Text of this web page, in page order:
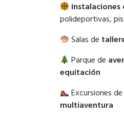
polideportivas,
Salas de
Parque de
equitación
Excursiones de
multiaventura